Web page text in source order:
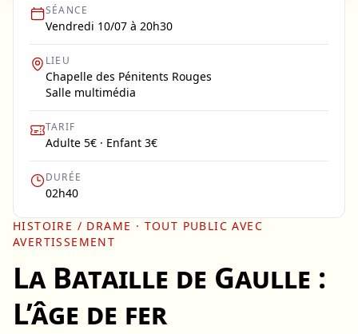
SÉANCE
Vendredi 10/07 à 20h30
LIEU
Chapelle des Pénitents Rouges
Salle multimédia
TARIF
Adulte 5€ · Enfant 3€
DURÉE
02h40
HISTOIRE / DRAME · TOUT PUBLIC AVEC
AVERTISSEMENT
La Bataille de Gaulle :
L’âge de fer